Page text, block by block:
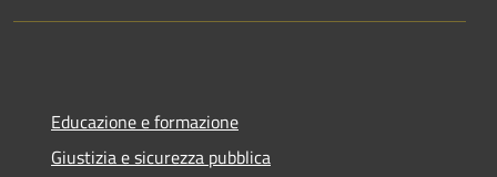
Educazione e formazione
Giustizia e sicurezza pubblica